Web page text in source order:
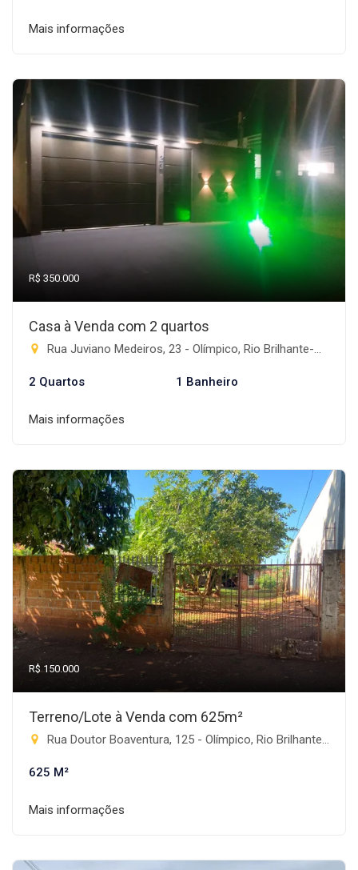
Mais informações
R$ 350.000
Casa à Venda com 2 quartos
Rua Juviano Medeiros, 23 - Olímpico, Rio Brilhante-MS
2 Quartos 1 Banheiro
Mais informações
R$ 150.000
Terreno/Lote à Venda com 625m²
Rua Doutor Boaventura, 125 - Olímpico, Rio Brilhante-MS
625 M²
Mais informações